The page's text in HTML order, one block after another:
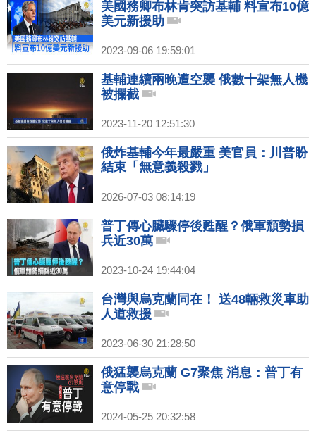
美國務卿布林肯突訪基輔 料宣布10億
美元新援助
2023-09-06 19:59:01
基輔連續兩晚遭空襲 俄數十架無人機
被攔截
2023-11-20 12:51:30
俄炸基輔今年最嚴重 美官員：川普盼
結束「無意義殺戮」
2026-07-03 08:14:19
普丁傳心臟驟停後甦醒？俄軍頹勢損
兵近30萬
2023-10-24 19:44:04
台灣與烏克蘭同在！ 送48輛救災車助
人道救援
2023-06-30 21:28:50
俄猛襲烏克蘭 G7聚焦 消息：普丁有
意停戰
2024-05-25 20:32:58